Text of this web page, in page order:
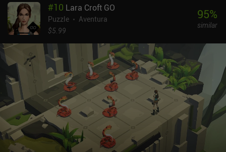
nuestra libertad creativa se limita a sólo dos tipos de baldosas y
una mecánica de portales, lo que parece una oportunidad
desperdiciada.Frog Puzzle se monetiza vendiendo pistas a través
monedas de oro, que pueden usarse para comprar cosméticos. El
paquete completo de objetos cosméticos también se puede
desbloquear mediante un iAP, pero nada de eso es necesario para
disfrutar de este simpático juego de puzles.
#10 Lara Croft GO
Puzzle
Aventura
$5.99
95%
similar